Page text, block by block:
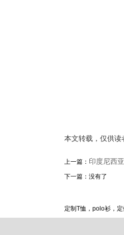
本文转载，仅供读
上一篇： 印度尼西
下一篇：没有了
定制T恤，polo衫，定